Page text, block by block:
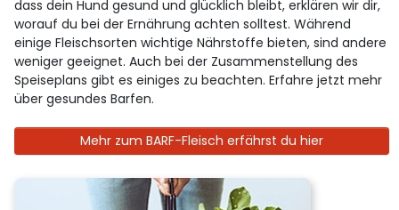
dass dein Hund gesund und glücklich bleibt, erklären wir dir,
worauf du bei der Ernährung achten solltest. Während
einige Fleischsorten wichtige Nährstoffe bieten, sind andere
weniger geeignet. Auch bei der Zusammenstellung des
Speiseplans gibt es einiges zu beachten. Erfahre jetzt mehr
über gesundes Barfen.
Mehr zum BARF-Fleisch erfährst du hier